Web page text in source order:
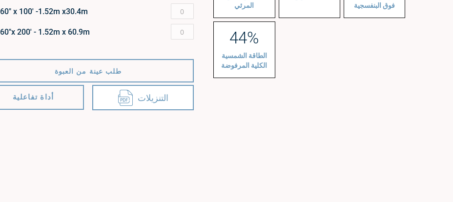
المرئي
فوق البنفسجية
44%
الطاقة الشمسية
الكلية المرفوضة
60" x 100' -1.52m x30.4m
60"x 200' - 1.52m x 60.9m
أداة تفاعلية التنزيلات
طلب عينة من العبوة